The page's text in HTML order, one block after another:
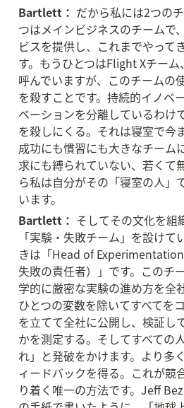
Bartlett： だから私には2つの
つはメインビジネスのチームで
ビスを提供し、これまでやって
す。もうひとつはFlight Xチー
呼んでいますが、このチームの
を殺すことです。持続的イノベ
ベーションを分離しているわけ
を殺しにくる。それは寝室で今
成功にも慣習にも大きなチーム
求にも縛られていない、若くて
ら私は自分がその「寝室の人」
います。
Bartlett： そしてその文化を組
「実験・失敗チーム」を設けて
きは「Head of
失敗の責任者）」です。このチ
学的に厳密な実験の進め方を全
ひとつの変数を除いてすべてを
を立てて全社に公開し、検証し
かを測定する。そしてすべての
れ」と発破をかけます。より多
ィードバックを得る。これが競
り着く唯一の方法です。Jeff